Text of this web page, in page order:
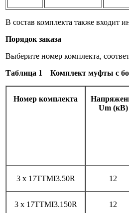
В состав комплекта также входит
Порядок заказа
Выберите номер комплекта,
Таблица 1 Комплект муфты с
Номер комплекта
Um (кВ)
3 x 17TTMI3.50R 12
3 x 17TTMI3.150R 12